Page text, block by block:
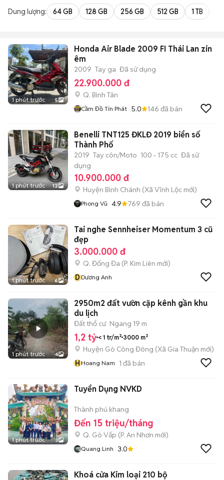
Dung lượng: 64 GB 128 GB 256 GB 512 GB 1 TB
1 phút trước 5
Honda Air Blade 2009 FI Thái Lan zin
êm
2009 Tay ga Đã sử dụng
22.900.000 đ
Q. Bình Tân
Cầm Đồ Tín Phát 5.0 146 đã bán
1 phút trước 12
Benelli TNT125 ĐKLĐ 2019 biển số
Thành Phố
2019 Tay côn/Moto 100 - 175 cc Đã sử
dụng
10.900.000 đ
Huyện Bình Chánh (Xã Vĩnh Lộc mới)
Phong Vũ 4.9 769 đã bán
1 phút trước 6
Tai nghe Sennheiser Momentum 3 cũ
đẹp
3.000.000 đ
Q. Đống Đa (P. Kim Liên mới)
DDương Anh
1 phút trước 4
2950m2 đất vườn cặp kênh gần khu
du lịch
Đất thổ cư Ngang 19 m
1,2 tỷ < 1 tr/m² 3000 m²
Huyện Gò Công Đông (Xã Gia Thuận mới)
HHoang Nam 1 đã bán
1 phút trước 3
Tuyển Dụng NVKD
Thành phú khang
Đến 15 triệu/tháng
Q. Gò Vấp (P. An Nhơn mới)
Quang Linh 3.0
Khoá cửa Kim loại 210 bộ